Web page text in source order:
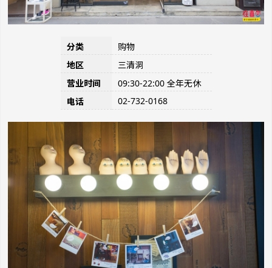
分类
购物
地区
三清洞
营业时间
09:30-22:00 全年无休
电话
02-732-0168